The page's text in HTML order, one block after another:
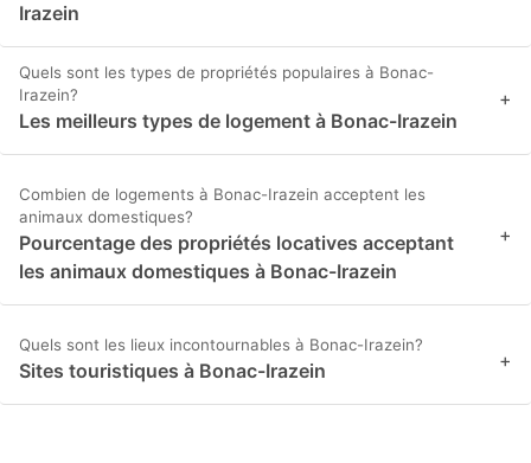
Irazein
Quels sont les types de propriétés populaires à Bonac-
Irazein?
Les meilleurs types de logement à Bonac-Irazein
+
Combien de logements à Bonac-Irazein acceptent les
animaux domestiques?
Pourcentage des propriétés locatives acceptant
les animaux domestiques à Bonac-Irazein
+
Quels sont les lieux incontournables à Bonac-Irazein?
Sites touristiques à Bonac-Irazein +